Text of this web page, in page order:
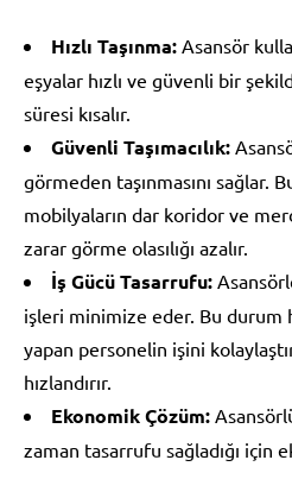
Hızlı Taşınma: Asansör
eşyalar hızlı ve güvenli bir
süresi kısalır.
Güvenli Taşımacılık:
görmeden taşınmasını sağlar.
mobilyaların dar koridor ve
zarar görme olasılığı azalır.
İş Gücü Tasarrufu:
işleri minimize eder. Bu durum
yapan personelin işini
hızlandırır.
Ekonomik Çözüm:
zaman tasarrufu sağladığı için